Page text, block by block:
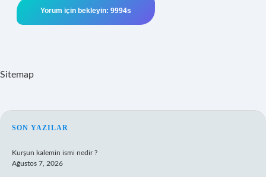
Sitemap
SIDEBAR
SON YAZILAR
Kurşun kalemin ismi nedir ?
Ağustos 7, 2026